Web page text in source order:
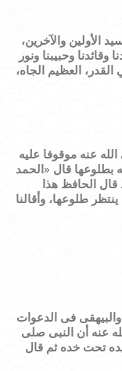
الأولين والآخرين،
وقائدنا وحبيبنا ونور
القدر، العظيم الجاه،
عنه موقوفا عليه
بطلوعها قال « الحمد
قال الحافظ هذا
طلوعها، وأقالنا
فى الدعوات
عنه أن النبى صلى
تحت خده ثم قال